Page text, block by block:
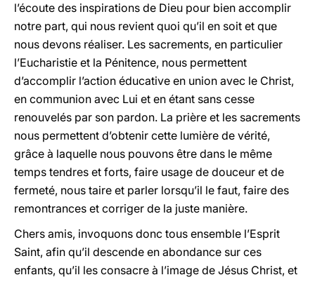
l’écoute des inspirations de Dieu pour bien accomplir
notre part, qui nous revient quoi qu’il en soit et que
nous devons réaliser. Les sacrements, en particulier
l’Eucharistie et la Pénitence, nous permettent
d’accomplir l’action éducative en union avec le Christ,
en communion avec Lui et en étant sans cesse
renouvelés par son pardon. La prière et les sacrements
nous permettent d’obtenir cette lumière de vérité,
grâce à laquelle nous pouvons être dans le même
temps tendres et forts, faire usage de douceur et de
fermeté, nous taire et parler lorsqu’il le faut, faire des
remontrances et corriger de la juste manière.
Chers amis, invoquons donc tous ensemble l’Esprit
Saint, afin qu’il descende en abondance sur ces
enfants, qu’il les consacre à l’image de Jésus Christ, et